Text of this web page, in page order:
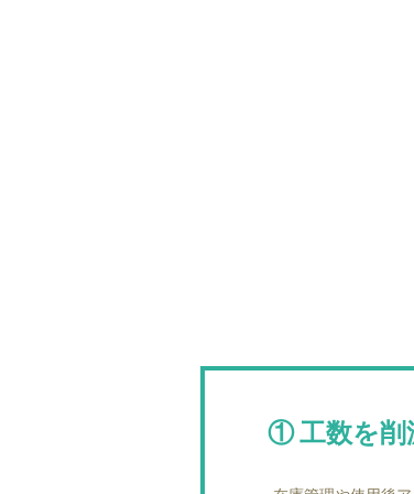
①工数を